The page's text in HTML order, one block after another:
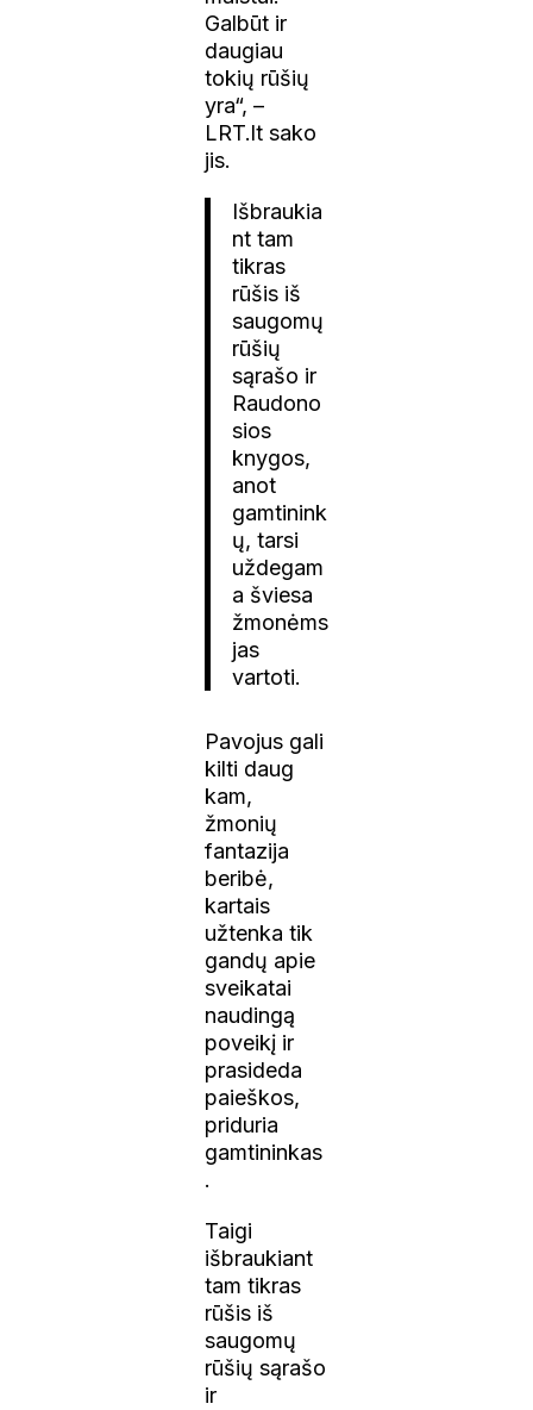
Galbūt ir
daugiau
tokių rūšių
yra“, –
LRT.lt sako
jis.
Išbraukia
nt tam
tikras
rūšis iš
saugomų
rūšių
sąrašo ir
Raudono
sios
knygos,
anot
gamtinink
ų, tarsi
uždegam
a šviesa
žmonėms
jas
vartoti.
Pavojus gali
kilti daug
kam,
žmonių
fantazija
beribė,
kartais
užtenka tik
gandų apie
sveikatai
naudingą
poveikį ir
prasideda
paieškos,
priduria
gamtininkas
.
Taigi
išbraukiant
tam tikras
rūšis iš
saugomų
rūšių sąrašo
ir